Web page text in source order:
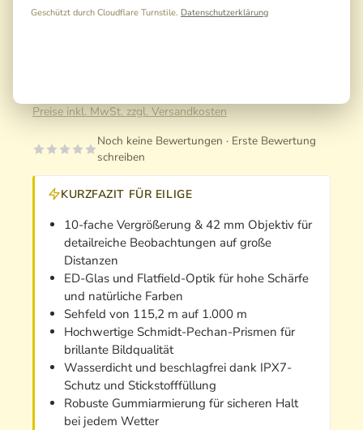
Geschützt durch Cloudflare Turnstile. Datenschutzerklärung
Preise inkl. MwSt. zzgl. Versandkosten
Noch keine Bewertungen · Erste Bewertung
schreiben
KURZFAZIT FÜR EILIGE
10-fache Vergrößerung & 42 mm Objektiv für
detailreiche Beobachtungen auf große
Distanzen
ED-Glas und Flatfield-Optik für hohe Schärfe
und natürliche Farben
Sehfeld von 115,2 m auf 1.000 m
Hochwertige Schmidt-Pechan-Prismen für
brillante Bildqualität
Wasserdicht und beschlagfrei dank IPX7-
Schutz und Stickstofffüllung
Robuste Gummiarmierung für sicheren Halt
bei jedem Wetter